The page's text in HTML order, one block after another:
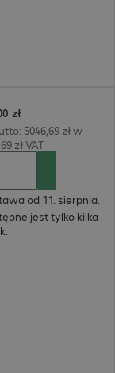
zł
5046,69 zł w
zł VAT
od 11. sierpnia.
jest tylko kilka